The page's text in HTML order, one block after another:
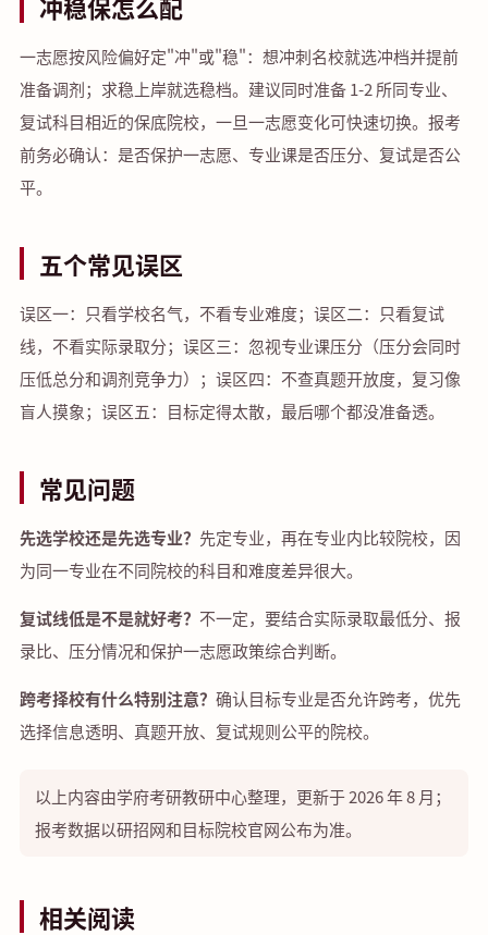
一志愿按风险偏好定"冲"或"稳"：想冲刺名校就选冲档并提前
准备调剂；求稳上岸就选稳档。建议同时准备 1-2 所同专业、
复试科目相近的保底院校，一旦一志愿变化可快速切换。报考
前务必确认：是否保护一志愿、专业课是否压分、复试是否公
平。
五个常见误区
误区一：只看学校名气，不看专业难度；误区二：只看复试
线，不看实际录取分；误区三：忽视专业课压分（压分会同时
压低总分和调剂竞争力）；误区四：不查真题开放度，复习像
盲人摸象；误区五：目标定得太散，最后哪个都没准备透。
常见问题
先选学校还是先选专业？ 先定专业，再在专业内比较院校，因
为同一专业在不同院校的科目和难度差异很大。
复试线低是不是就好考？ 不一定，要结合实际录取最低分、报
录比、压分情况和保护一志愿政策综合判断。
跨考择校有什么特别注意？ 确认目标专业是否允许跨考，优先
选择信息透明、真题开放、复试规则公平的院校。
以上内容由学府考研教研中心整理，更新于 2026 年 8 月；
报考数据以研招网和目标院校官网公布为准。
相关阅读